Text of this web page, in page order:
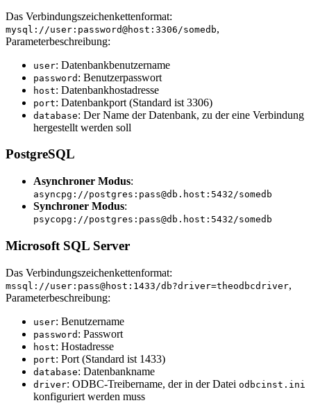
Das Verbindungszeichenkettenformat:
mysql://user:password@host:3306/somedb,
Parameterbeschreibung:
user: Datenbankbenutzername
password : Benutzerpasswort
host: Datenbankhostadresse
port: Datenbankport (Standard ist 3306)
database: Der Name der Datenbank, zu der eine Verbindung
hergestellt werden soll
PostgreSQL
Asynchroner Modus:
asyncpg://postgres:pass@db.host:5432/somedb
Synchroner Modus:
psycopg://postgres:pass@db.host:5432/somedb
Microsoft SQL Server
Das Verbindungszeichenkettenformat:
mssql://user:pass@host:1433/db?driver=theodbcdriver,
Parameterbeschreibung:
user: Benutzername
password : Passwort
host: Hostadresse
port: Port (Standard ist 1433)
database: Datenbankname
driver: ODBC-Treibername, der in der Datei odbcinst.ini
konfiguriert werden muss